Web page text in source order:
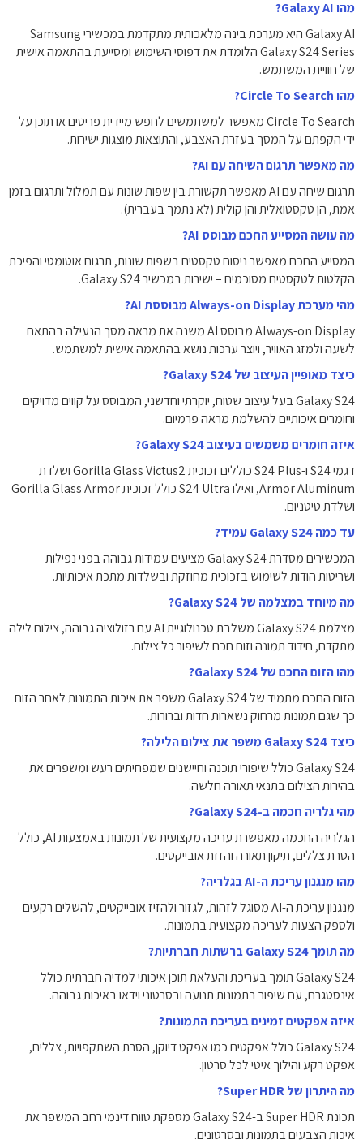
מהו Galaxy AI?
Galaxy AI היא מערכת בינה מלאכותית מתקדמת במכשירי Samsung
Galaxy S24 Series הלומדת את דפוסי השימוש ומסייעת בהתאמה אישית
של חוויית המשתמש.
מהו Circle To Search?
Circle To Search מאפשר למשתמשים לחפש מיידית פריטים או תוכן על
ידי הקפתם על המסך בעזרת האצבע, והתוצאות מוצגות ישירות.
מה מאפשר תרגום השיחה עם AI?
תרגום שיחה עם AI מאפשר תקשורת בין שפות שונות עם תמלול ותרגום בזמן
אמת, הן טקסטואלית והן קולית (לא נתמך בעברית).
מה עושה המסייע החכם מבוסס AI?
המסייע החכם מאפשר ניסוח טקסטים בשפות שונות, תרגום אוטומטי והפיכת
הקלטות לטקסטים מסוכמים – ישירות במכשיר Galaxy S24.
מהי מערכת Always-on Display מבוססת AI?
Always-on Display מבוסס AI משנה את מראה מסך הנעילה בהתאם
לשעה ולמזג האוויר, ויוצר ערכות נושא בהתאמה אישית למשתמש.
כיצד מאופיין העיצוב של Galaxy S24?
Galaxy S24 בעל עיצוב שטוח, יוקרתי וחדשני, המבוסס על קווים מדויקים
וחומרים איכותיים להשלמת מראה פרמיום.
איזה חומרים משמשים בעיצוב Galaxy S24?
דגמי S24 ו-S24 Plus כוללים זכוכית Gorilla Glass Victus2 ושלדת
Armor Aluminum, ואילו S24 Ultra כולל זכוכית Gorilla Glass Armor
ושלדת טיטניום.
עד כמה Galaxy S24 עמיד?
המכשירים מסדרת Galaxy S24 מציעים עמידות גבוהה בפני נפילות
ושריטות הודות לשימוש בזכוכית מחוזקת ובשלדות מתכת איכותיות.
מה מיוחד במצלמה של Galaxy S24?
מצלמת Galaxy S24 משלבת טכנולוגיית AI עם רזולוציה גבוהה, צילום לילה
מתקדם, חידוד תמונה וזום חכם לשיפור כל צילום.
מהו הזום החכם של Galaxy S24?
הזום החכם מתמיד של Galaxy S24 משפר את איכות התמונות לאחר הזום
כך שגם תמונות מרחוק נשארות חדות וברורות.
כיצד Galaxy S24 משפר את צילום הלילה?
Galaxy S24 כולל שיפורי תוכנה וחיישנים שמפחיתים רעש ומשפרים את
בהירות הצילום בתנאי תאורה חלשה.
מהי גלריה חכמה ב-Galaxy S24?
הגלריה החכמה מאפשרת עריכה מקצועית של תמונות באמצעות AI, כולל
הסרת צללים, תיקון תאורה והזזת אובייקטים.
מהו מנגנון עריכת ה-AI בגלריה?
מנגנון עריכת ה-AI מסוגל לזהות, לגזור ולהזיז אובייקטים, להשלים רקעים
ולספק הצעות לעריכה מקצועית בתמונות.
מה תומך Galaxy S24 ברשתות חברתיות?
Galaxy S24 תומך בעריכת והעלאת תוכן איכותי למדיה חברתית כולל
אינסטגרם, עם שיפור בתמונות תנועה ובסרטוני וידאו באיכות גבוהה.
איזה אפקטים זמינים בעריכת התמונות?
Galaxy S24 כולל אפקטים כמו אפקט דיוקן, הסרת השתקפויות, צללים,
אפקט רקע והילוך איטי לכל סרטון.
מה היתרון של Super HDR?
תכונת Super HDR ב-Galaxy S24 מספקת טווח דינמי רחב המשפר את
איכות הצבעים בתמונות ובסרטונים.